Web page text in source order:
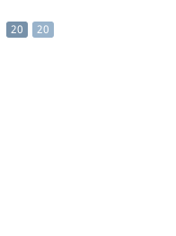
20 20